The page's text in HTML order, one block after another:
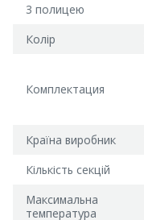
З полицею
Колір
Комплектация
Країна виробник
Кількість секцій
Максимальна
температура